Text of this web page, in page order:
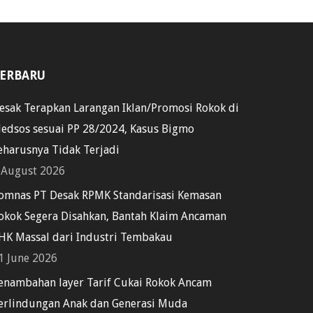
Terapkan Larangan Iklan/Promosi Rokok di
sesuai PP 28/2024, Kasus Bigmo
Tidak Terjadi
2026
PT Desak RPMK Standarisasi Kemasan
Segera Disahkan, Bantah Klaim Ancaman
Massal dari Industri Tembakau
June 2026
layer Tarif Cukai Rokok Ancam
Anak dan Generasi Muda